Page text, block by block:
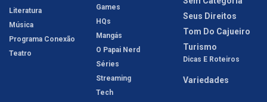
Literatura
Música
Programa Conexão
Teatro
Games
HQs
Mangás
O Papai Nerd
Séries
Streaming
Tech
Seus Direitos
Tom Do Cajueiro
Turismo
Dicas E Roteiros
Variedades